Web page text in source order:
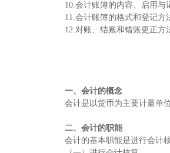
10.会计账簿的内容、启用与
11.会计账簿的格式和登记方
12.对账、结账和错账更正方
一、会计的概念
会计是以货币为主要计量单
二、会计的职能
会计的基本职能是进行会计